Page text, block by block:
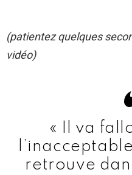
(patientez quelques
vidéo)
« Il va
retrouve